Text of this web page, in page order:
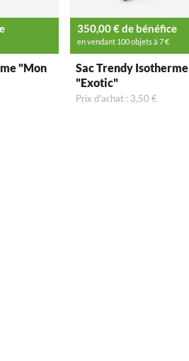
"Mon
Sac Trendy Isotherme
"Exotic"
350,00 € de bénéfice
en vendant 100 objets à 7 €
Prix d'achat : 3,50 €